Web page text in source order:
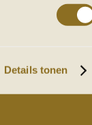
Details tonen